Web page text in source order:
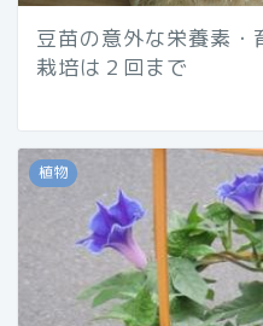
豆苗の意外な栄養素・
栽培は２回まで
植物